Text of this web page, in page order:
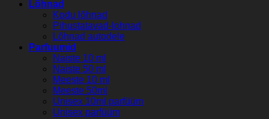
Lõhnad
Kodu lõhnad
Pihustatavad-lohnad
Lõhnad autodele
Parfuumid
Naiste 10 ml
Naiste 50 ml
Meeste 10 ml
Meeste 50ml
Unisex 10ml parfüüm
Unisex parfüüm